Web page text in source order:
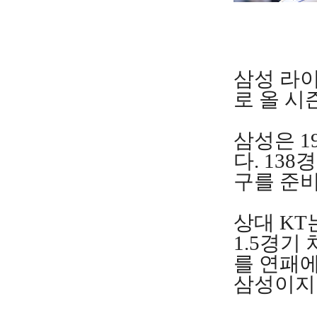
삼성 라
로 올 시
삼성은
다. 138
구를 준
상대 KT
1.5경기
를 연패
삼성이